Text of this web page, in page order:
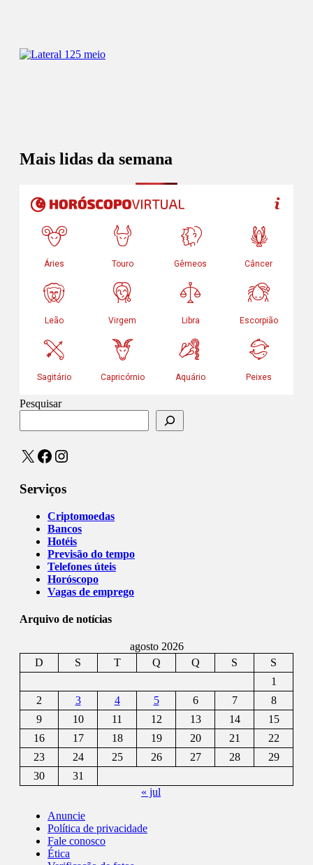
Mais lidas da semana
Pesquisar
X Facebook
Instagram
Serviços
Criptomoedas
Bancos
Hotéis
Previsão do tempo
Telefones úteis
Horóscopo
Vagas de emprego
Arquivo de notícias
agosto 2026
D
S T Q Q S
S
1
2
3 4 5 6 7
8
9
10 11 12 13 14
15
16
17 18 19 20 21
22
23
24 25 26 27 28
29
30
31
« jul
Anuncie
Política de privacidade
Fale conosco
Ética